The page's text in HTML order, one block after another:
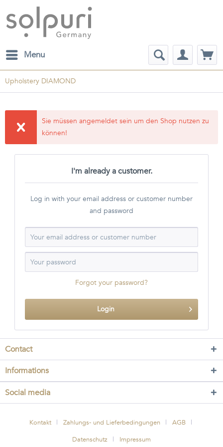
Menu
Upholstery DIAMOND
Sie müssen angemeldet sein um den Shop nutzen zu
können!
I'm already a customer.
Log in with your email address or customer number
and password
Forgot your password?
Login
Contact
Informations
Social media
Kontakt Zahlungs- und Lieferbedingungen
AGB
Datenschutz
Impressum